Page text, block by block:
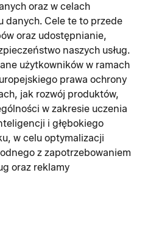
oraz w celach
danych. Cele te to przede
oraz udostępnianie,
naszych usług.
użytkowników w ramach
prawa ochrony
jak rozwój produktów,
w zakresie uczenia
i głębokiego
w celu optymalizacji
z zapotrzebowaniem
oraz reklamy